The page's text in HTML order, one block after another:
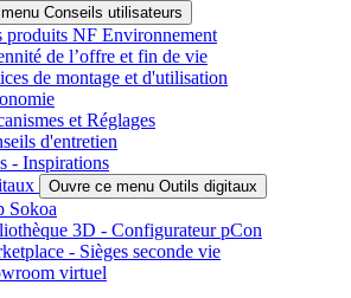
Conseils utilisateurs
produits NF Environnement
de l’offre et fin de vie
de montage et d'utilisation
et Réglages
d'entretien
- Inspirations
Ouvre ce menu Outils digitaux
Sokoa
3D - Configurateur pCon
- Sièges seconde vie
virtuel